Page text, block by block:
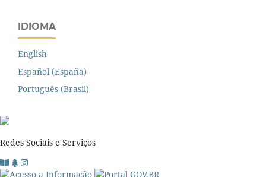
IDIOMA
English
Español (España)
Português (Brasil)
Redes Sociais e Serviços